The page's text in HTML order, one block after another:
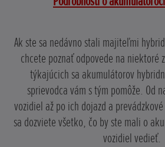
Ak ste sa nedávno stali majiteľmi
chcete poznať odpovede na niektoré
týkajúcich sa akumulátorov
sprievodca vám s tým pomôže. Od
vozidiel až po ich dojazd a
sa dozviete všetko, čo by ste mali o
vozidiel vedieť.